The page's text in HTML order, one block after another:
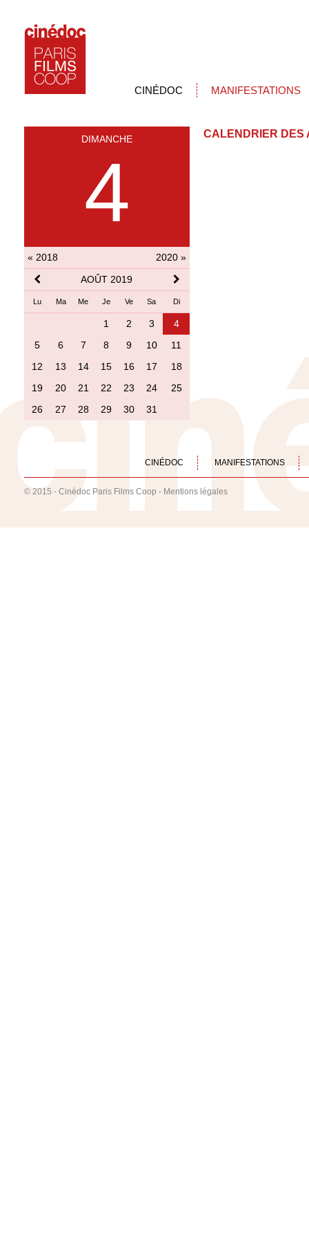
CINÉDOC MANIFESTATIONS
DIMANCHE
4
« 2018
2020 »
AOÛT 2019
Lu Ma Me Je Ve Sa Di
1 2 3
4
5
6 7 8 9 10
11
12
13 14 15 16 17
18
19
20 21 22 23 24
25
26
27 28 29 30 31
CALENDRIER DES
CINÉDOC MANIFESTATIONS
© 2015 - Cinédoc Paris Films Coop - Mentions légales